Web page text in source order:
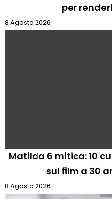
per
8 Agosto 2026
Matilda 6 mitica: 10
sul film a 30
8 Agosto 2026